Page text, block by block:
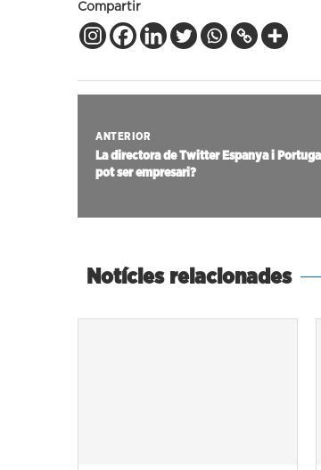
Compartir
ANTERIOR
La directora de Twitter Espanya i
pot ser empresari?
Notícies relacionades